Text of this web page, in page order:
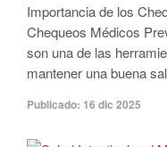
Importancia de los
Chequeos Médicos
son una de las
mantener una buena
Publicado: 16 dic 2025